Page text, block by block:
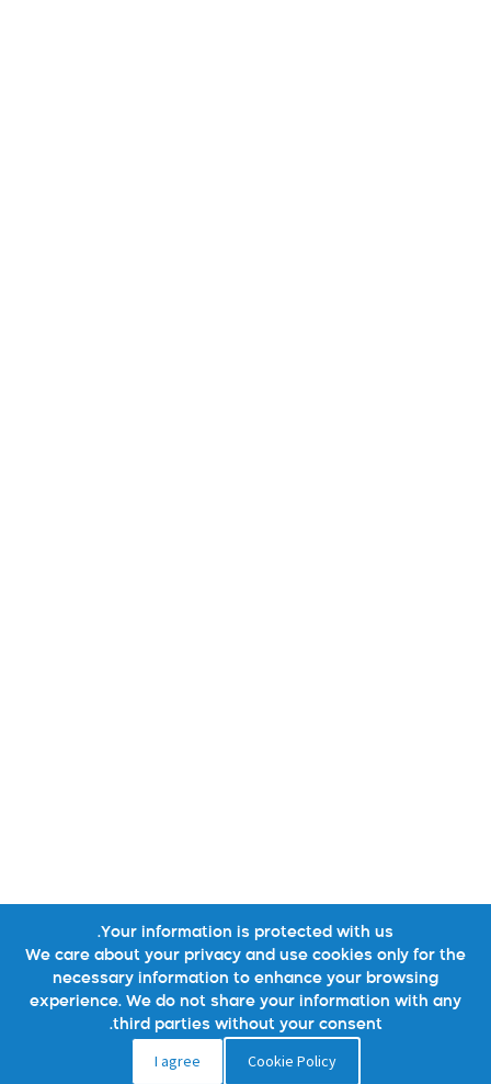
Your information is protected with us.
We care about your privacy and use cookies only for the
necessary information to enhance your browsing
experience. We do not share your information with any
third parties without your consent.
Cookie Policy
I agree